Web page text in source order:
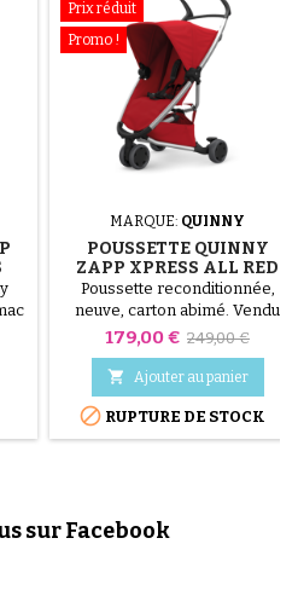
Prix réduit
Promo !
MARQUE: QUINNY
POUSSETTE QUINNY
ZAPP XPRESS ALL RED
Poussette reconditionnée,
neuve, carton abimé. Vendu
sans paire de fixations pour
3,5 ans Mode Relax et le large
canopy
Prix
179,00 € Prix
base
249,00 €
 Ajouter au panier
 RUPTURE DE STOCK
sur Facebook